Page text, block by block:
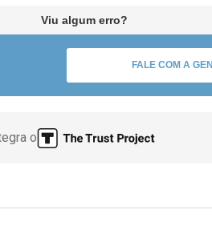
Viu algum erro?
FALE COM A
o